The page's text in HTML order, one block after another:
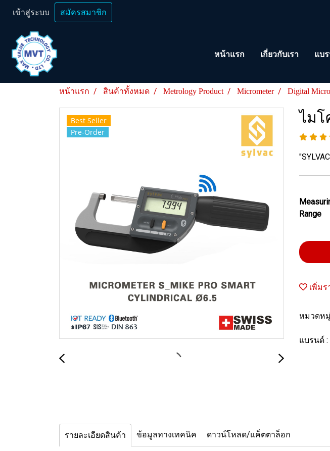
เข้าสู่ระบบ สมัครสมาชิก
หน้าแรก เกี่ยวกับเรา แบ
หน้าแรก สินค้าทั้งหมด Metrology Product Micrometer Digital
Best Seller
Pre-Order
ไมโ
Range
เพิ่มร
หมวดห
แบรนด์ :
รายละเอียดสินค้า ข้อมูลทางเทคนิค ดาวน์โหลด/แค็ตตาล็อก